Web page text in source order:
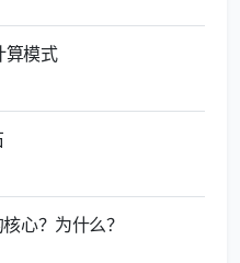
算模式
心？为什么？